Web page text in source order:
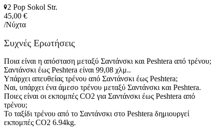
2 Pop Sokol Str.
45,00 €
/Νύχτα
Συχνές Ερωτήσεις
Ποια είναι η απόσταση μεταξύ Σαντάνσκι και Peshtera από τρένου;
Σαντάνσκι έως Peshtera είναι 99,08 χλμ..
Υπάρχει απευθείας τρένου από Σαντάνσκι έως Peshtera;
Ναι, υπάρχει ένα άμεσο τρένου μεταξύ Σαντάνσκι και Peshtera.
Ποιες είναι οι εκπομπές CO2 για Σαντάνσκι έως Peshtera από
τρένου;
Το ταξίδι τρένου από το Σαντάνσκι στο Peshtera δημιουργεί
εκπομπές CO2 6.94kg.